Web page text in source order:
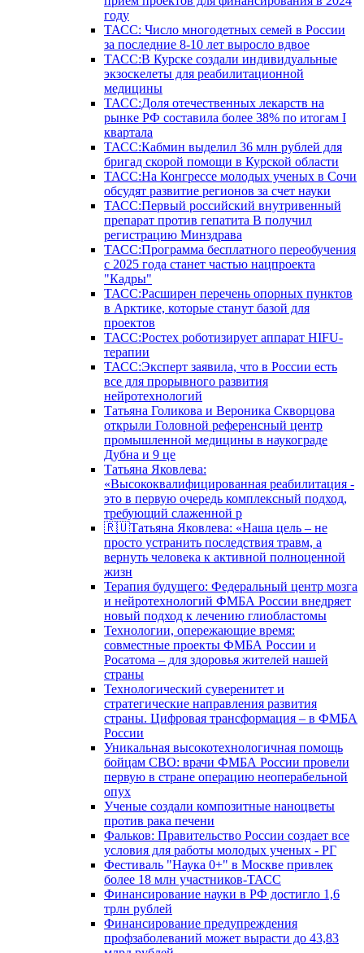
году
ТАСС: Число многодетных семей в России
за последние 8-10 лет выросло вдвое
ТАСС:В Курске создали индивидуальные
экзоскелеты для реабилитационной
медицины
ТАСС:Доля отечественных лекарств на
рынке РФ составила более 38% по итогам I
квартала
ТАСС:Кабмин выделил 36 млн рублей для
бригад скорой помощи в Курской области
ТАСС:На Конгрессе молодых ученых в Сочи
обсудят развитие регионов за счет науки
ТАСС:Первый российский внутривенный
препарат против гепатита В получил
регистрацию Минздрава
ТАСС:Программа бесплатного переобучения
с 2025 года станет частью нацпроекта
"Кадры"
ТАСС:Расширен перечень опорных пунктов
в Арктике, которые станут базой для
проектов
ТАСС:Ростех роботизирует аппарат HIFU-
терапии
ТАСС:Эксперт заявила, что в России есть
все для прорывного развития
нейротехнологий
Татьяна Голикова и Вероника Скворцова
открыли Головной референсный центр
промышленной медицины в наукограде
Дубна и 9 це
Татьяна Яковлева:
«Высококвалифицированная реабилитация -
это в первую очередь комплексный подход,
требующий слаженной р
🇷🇺Татьяна Яковлева: «Наша цель – не
просто устранить последствия травм, а
вернуть человека к активной полноценной
жизн
Терапия будущего: Федеральный центр мозга
и нейротехнологий ФМБА России внедряет
новый подход к лечению глиобластомы
Технологии, опережающие время:
совместные проекты ФМБА России и
Росатома – для здоровья жителей нашей
страны
Технологический суверенитет и
стратегические направления развития
страны. Цифровая трансформация – в ФМБА
России
Уникальная высокотехнологичная помощь
бойцам СВО: врачи ФМБА России провели
первую в стране операцию неоперабельной
опух
Ученые создали композитные наноцветы
против рака печени
Фальков: Правительство России создает все
условия для работы молодых ученых - РГ
Фестиваль "Наука 0+" в Москве привлек
более 18 млн участников-ТАСС
Финансирование науки в РФ достигло 1,6
трлн рублей
Финансирование предупреждения
профзаболеваний может вырасти до 43,83